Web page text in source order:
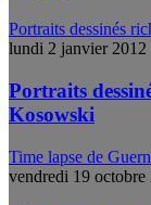
Portraits dessinés
lundi 2 janvier 2012
Portraits
Kosowski
Time lapse de
vendredi 19 octobre